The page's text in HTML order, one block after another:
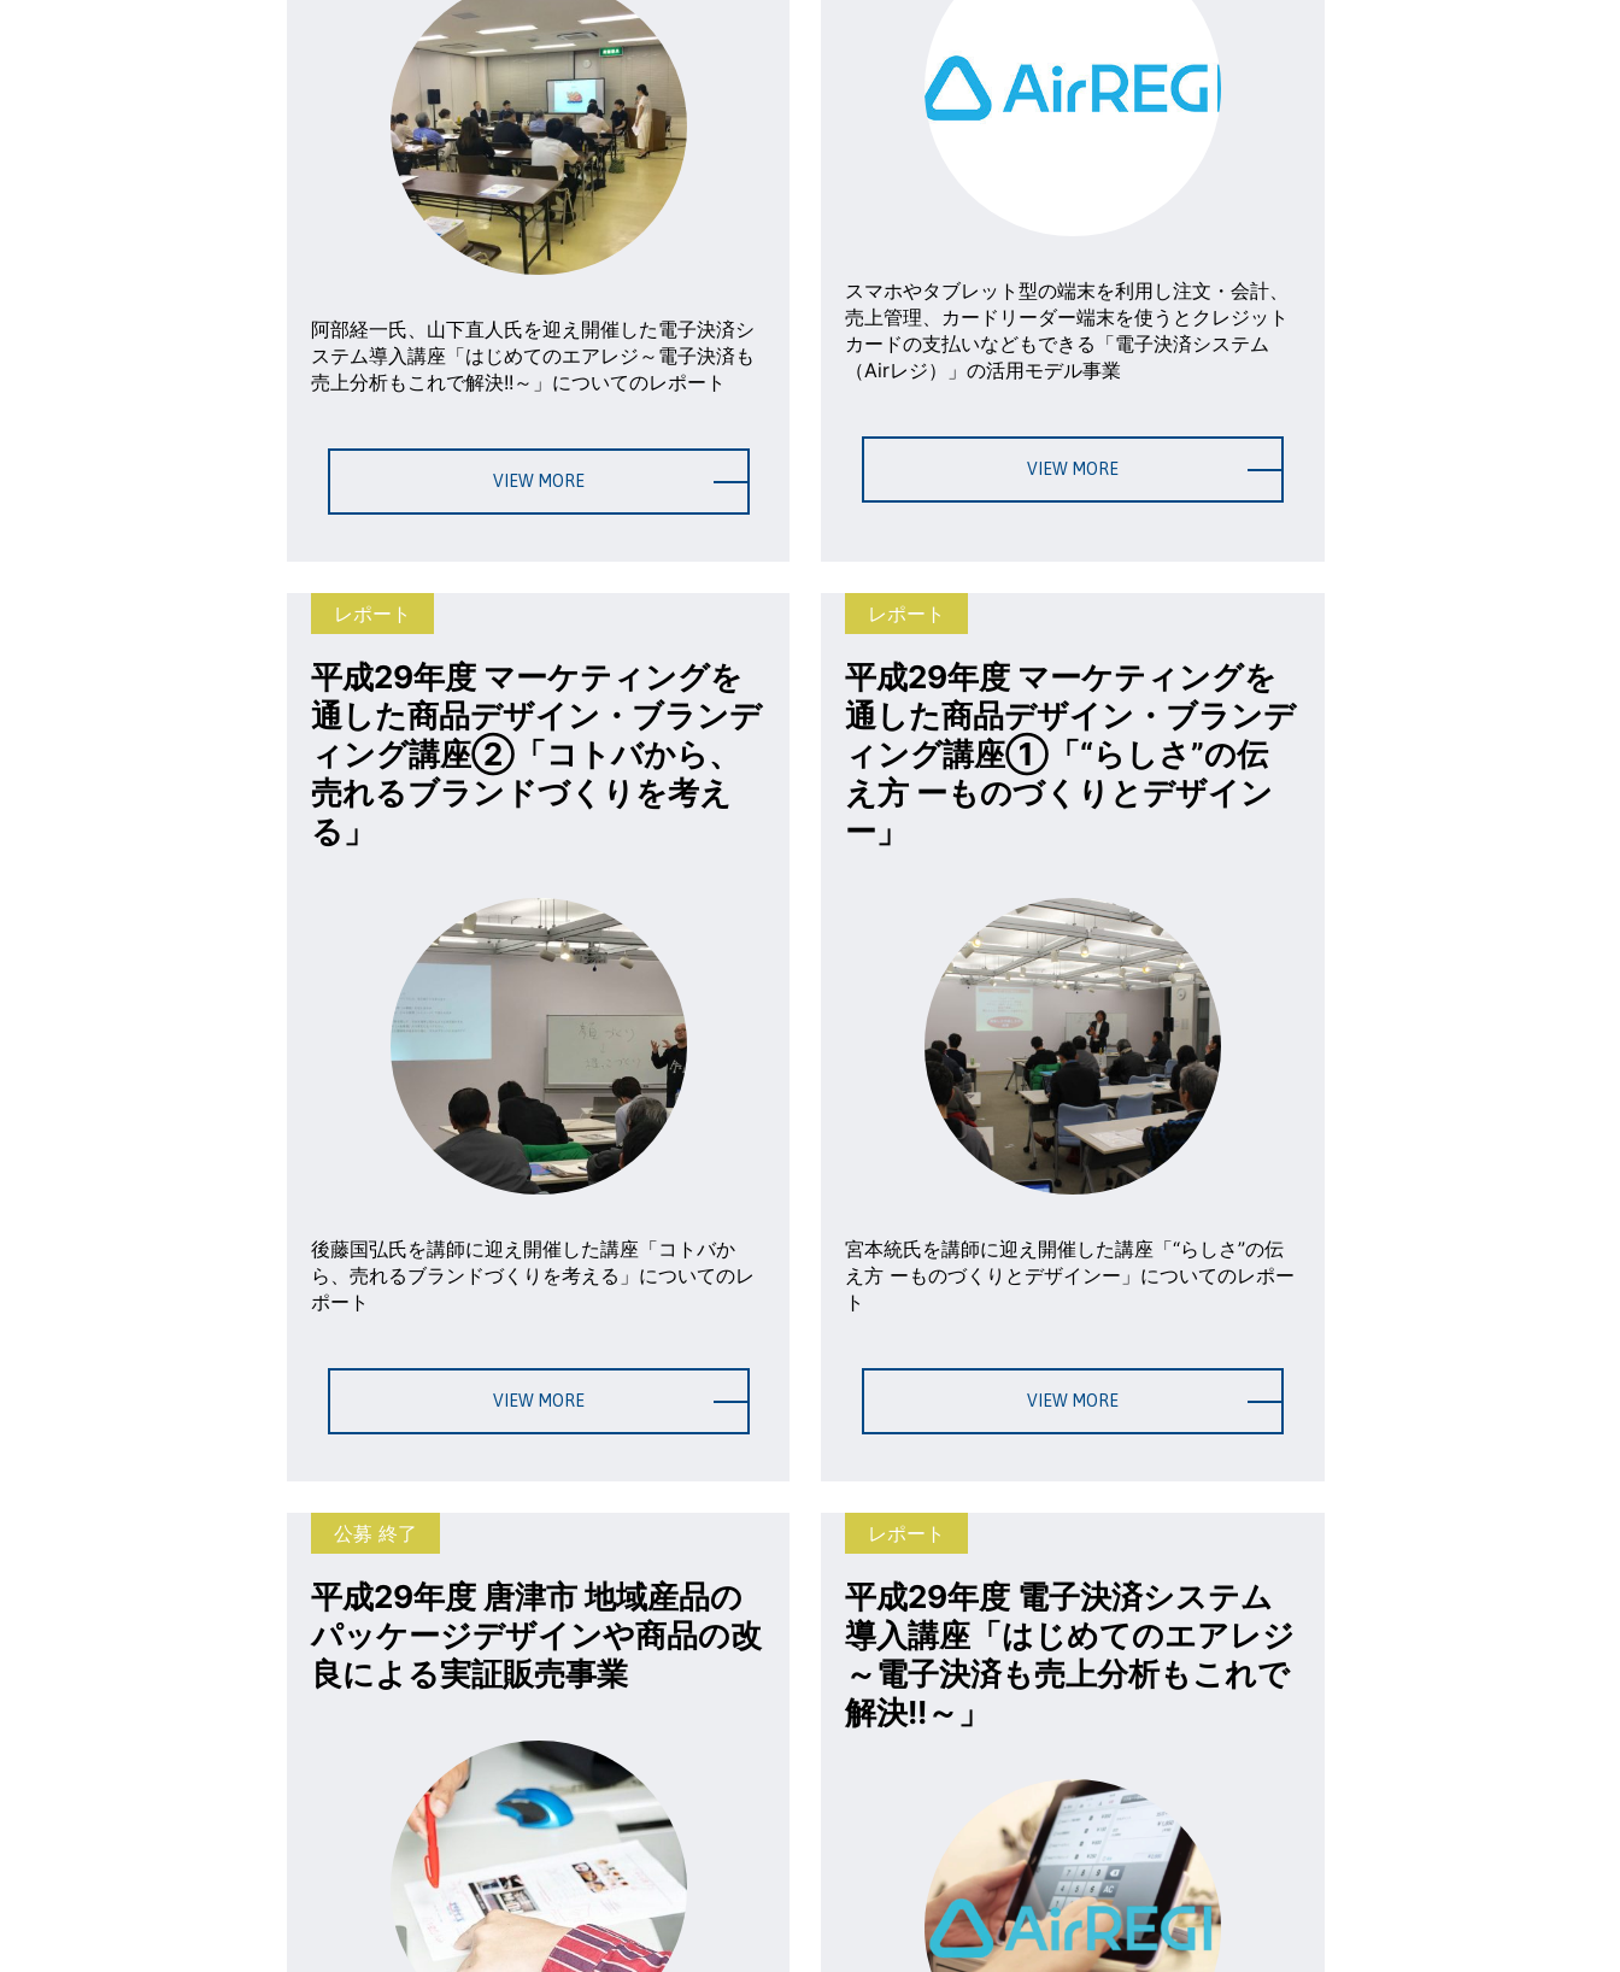
阿部経一氏、山下直人氏を迎え開催した電子決済シ
ステム導入講座「はじめてのエアレジ～電子決済も
売上分析もこれで解決!!～」についてのレポート
VIEW MORE
スマホやタブレット型の端末を利用し注文・会計、
売上管理、カードリーダー端末を使うとクレジット
カードの支払いなどもできる「電子決済システム
（Airレジ）」の活用モデル事業
VIEW MORE
レポート
平成29年度 マーケティングを
通した商品デザイン・ブランデ
ィング講座②「コトバから、
売れるブランドづくりを考え
る」
後藤国弘氏を講師に迎え開催した講座「コトバか
ら、売れるブランドづくりを考える」についてのレ
ポート
VIEW MORE
レポート
平成29年度 マーケティングを
通した商品デザイン・ブランデ
ィング講座①「“らしさ”の伝
え方 ーものづくりとデザイン
ー」
宮本統氏を講師に迎え開催した講座「“らしさ”の伝
え方 ーものづくりとデザインー」についてのレポー
ト
VIEW MORE
公募 終了
平成29年度 唐津市 地域産品の
パッケージデザインや商品の改
良による実証販売事業
レポート
平成29年度 電子決済システム
導入講座「はじめてのエアレジ
～電子決済も売上分析もこれで
解決!!～」